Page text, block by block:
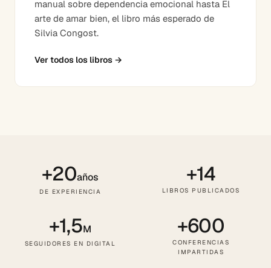
manual sobre dependencia emocional hasta El
arte de amar bien, el libro más esperado de
Silvia Congost.
Ver todos los libros →
+20años
DE EXPERIENCIA
+14
LIBROS PUBLICADOS
+1,5M
SEGUIDORES EN DIGITAL
+600
CONFERENCIAS
IMPARTIDAS